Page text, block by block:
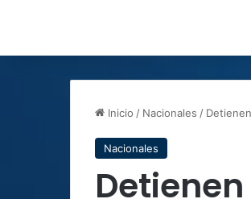
Inicio / Nacionales /
Nacionales